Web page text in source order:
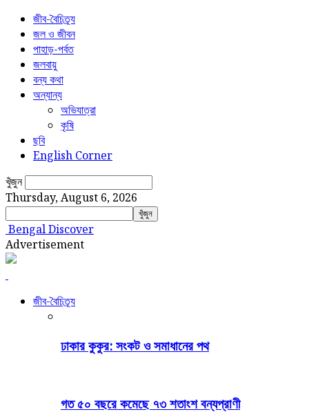
জীব-বৈচিত্র্য
জল ও জীবন
পাহাড়-পর্বত
জলবায়ু
বন্য কথা
অন্যান্য
অভিযাত্রা
কৃষি
ছবি
English Corner
খুঁজুন
Thursday, August 6, 2026
Bengal Discover
Advertisement
জীব-বৈচিত্র্য
ঢাকার কুকুর: সংকট ও সমাধানের পথ
গত ৫০ বছরে কমেছে ৭৩ শতাংশ বন্যপ্রাণী